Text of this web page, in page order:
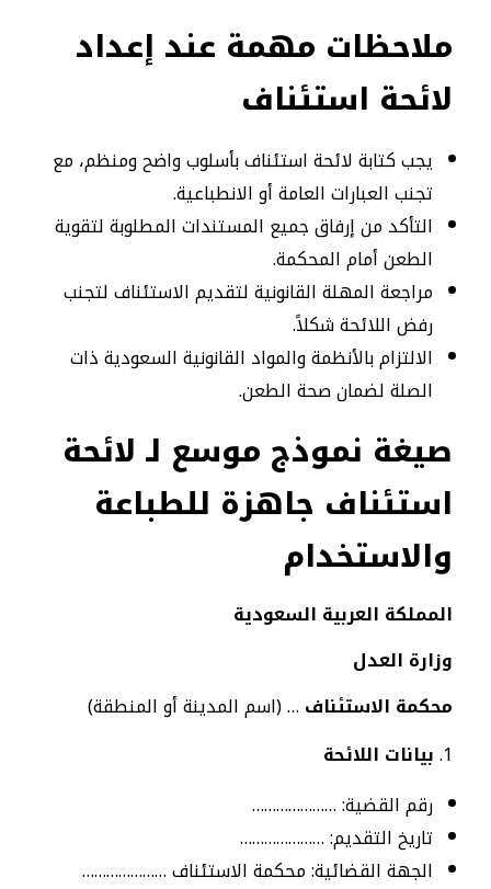
ملاحظات مهمة عند إعداد
لائحة استئناف
يجب كتابة لائحة استئناف بأسلوب واضح ومنظم، مع
تجنب العبارات العامة أو الانطباعية.
التأكد من إرفاق جميع المستندات المطلوبة لتقوية
الطعن أمام المحكمة.
مراجعة المهلة القانونية لتقديم الاستئناف لتجنب
رفض اللائحة شكلاً.
الالتزام بالأنظمة والمواد القانونية السعودية ذات
الصلة لضمان صحة الطعن.
صيغة نموذج موسع لـ لائحة
استئناف جاهزة للطباعة
والاستخدام
المملكة العربية السعودية
وزارة العدل
محكمة الاستئناف … (اسم المدينة أو المنطقة)
بيانات اللائحة
رقم القضية: …………………
تاريخ التقديم: …………………
الجهة القضائية: محكمة الاستئناف …………………